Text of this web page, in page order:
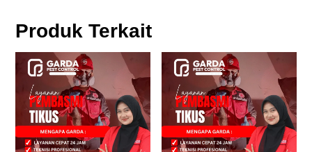
o
n
Produk Terkait